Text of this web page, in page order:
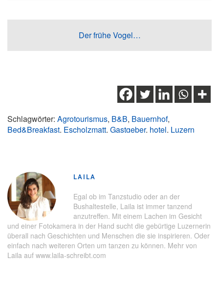
Der frühe Vogel…
Schlagwörter: Agrotourismus, B&B, Bauernhof,
Bed&Breakfast, Escholzmatt, Gastgeber, hotel, Luzern
LAILA
Egal ob im Tanzstudio oder an der
Bushaltestelle, Laila ist immer tanzend
anzutreffen. Mit einem Lachen im Gesicht
und einer Fotokamera in der Hand sucht die gebürtige Luzernerin
überall nach Geschichten und Menschen die sie inspirieren. Oder
einfach nach weiteren Orten um tanzen zu können. Mehr von
Laila auf www.laila-schreibt.com